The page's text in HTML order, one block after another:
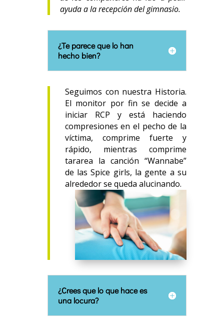
ayuda a la recepción del gimnasio.
¿Te parece que lo han
hecho bien?
Seguimos con nuestra Historia.
El monitor por fin se decide a
iniciar RCP y está haciendo
compresiones en el pecho de la
víctima, comprime fuerte y
rápido, mientras comprime
tararea la canción “Wannabe”
de las Spice girls, la gente a su
alrededor se queda alucinando.
¿Crees que lo que hace es
una locura?